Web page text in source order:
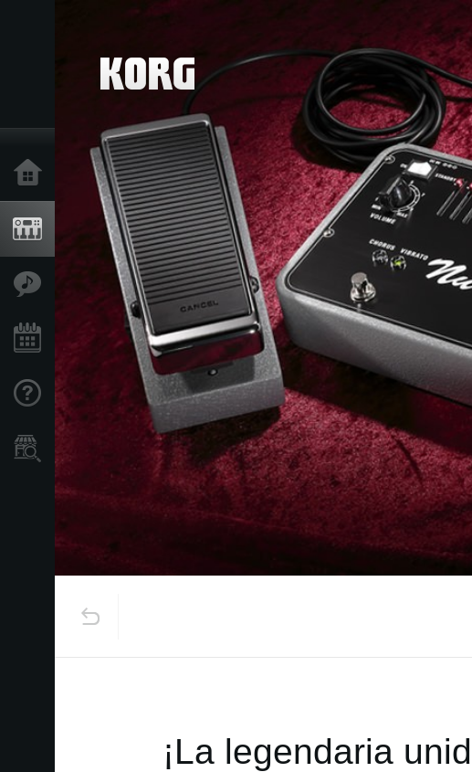
Inicio
Productos
Características
Eventos
Soporte
¡La legendaria